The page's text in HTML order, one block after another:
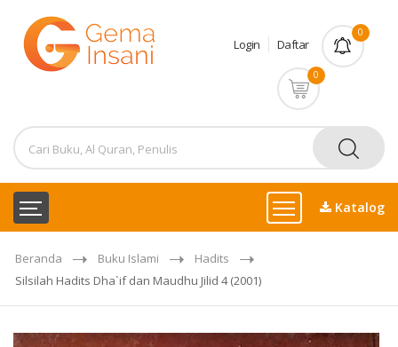
Login Daftar
0
0
Katalog
Beranda Buku Islami
Hadits
Silsilah Hadits Dha`if dan Maudhu Jilid 4 (2001)